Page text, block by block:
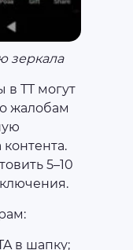
зеркала
в TT могут
жалобам
5–10
в шапку;